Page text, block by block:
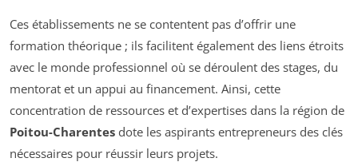
Ces établissements ne se contentent pas d’offrir une
formation théorique ; ils facilitent également des liens étroits
avec le monde professionnel où se déroulent des stages, du
mentorat et un appui au financement. Ainsi, cette
concentration de ressources et d’expertises dans la région de
Poitou-Charentes dote les aspirants entrepreneurs des clés
nécessaires pour réussir leurs projets.